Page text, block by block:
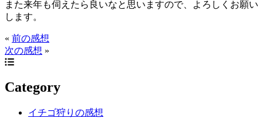
また来年も伺えたら良いなと思いますので、よろしくお願い
します。
« 前の感想
次の感想 »
Category
イチゴ狩りの感想